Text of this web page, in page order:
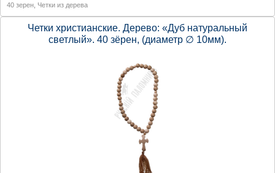
40 зерен Четки из дерева
Четки христианские. Дерево: «Дуб натуральный
светлый». 40 зёрен, (диаметр ∅ 10мм).